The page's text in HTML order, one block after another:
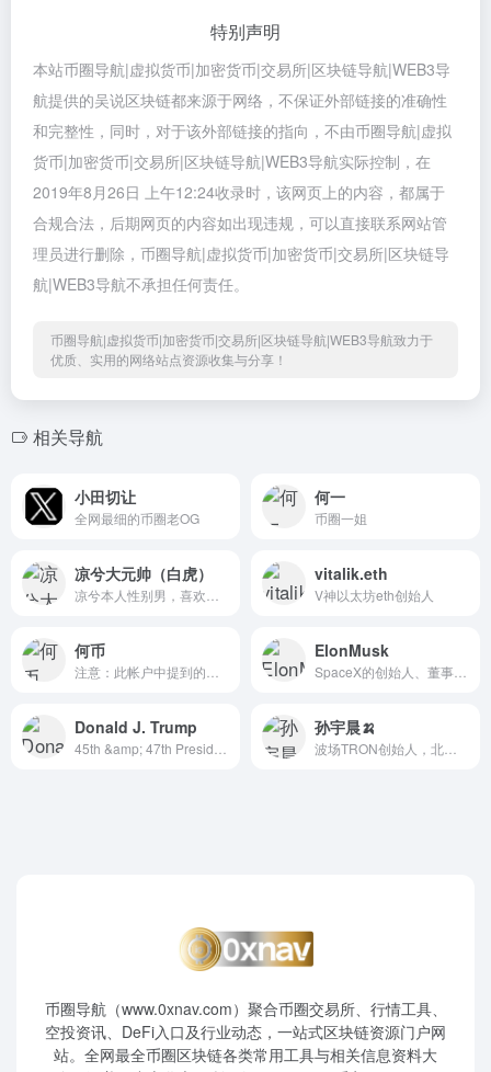
特别声明
本站币圈导航|虚拟货币|加密货币|交易所|区块链导航|WEB3导
航提供的吴说区块链都来源于网络，不保证外部链接的准确性
和完整性，同时，对于该外部链接的指向，不由币圈导航|虚拟
货币|加密货币|交易所|区块链导航|WEB3导航实际控制，在
2019年8月26日 上午12:24收录时，该网页上的内容，都属于
合规合法，后期网页的内容如出现违规，可以直接联系网站管
理员进行删除，币圈导航|虚拟货币|加密货币|交易所|区块链导
航|WEB3导航不承担任何责任。
币圈导航|虚拟货币|加密货币|交易所|区块链导航|WEB3导航致力于
优质、实用的网络站点资源收集与分享！
相关导航
小田切让
全网最细的币圈老OG
何一
币圈一姐
凉兮大元帅（白虎） vitalik.eth
V神以太坊eth创始人
何币 ElonMusk
Donald J. Trump 孙宇晨🍌
币圈导航（www.0xnav.com）聚合币圈交易所、行情工具、
空投资讯、DeFi入口及行业动态，一站式区块链资源门户网
站。全网最全币圈区块链各类常用工具与相关信息资料大